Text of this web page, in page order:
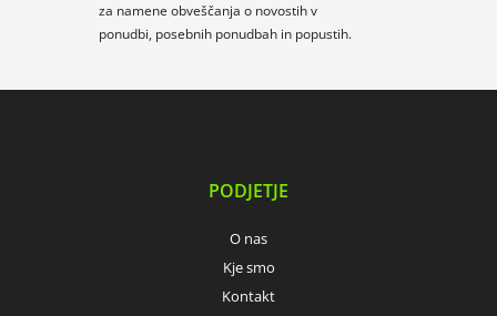
za namene obveščanja o novostih v
ponudbi, posebnih ponudbah in popustih.
PODJETJE
O nas
Kje smo
Kontakt